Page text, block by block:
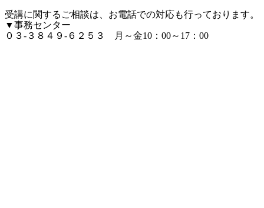
受講に関するご相談は、お電話での対応も行っております。
▼事務センター
０３-３８４９-６２５３ 月～金10：00～17：00